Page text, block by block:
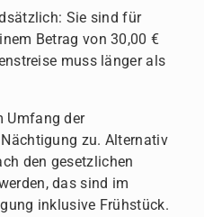
Sie sind für
Betrag von 30,00 €
muss länger als
Umfang der
zu. Alternativ
den gesetzlichen
das sind im
inklusive Frühstück.